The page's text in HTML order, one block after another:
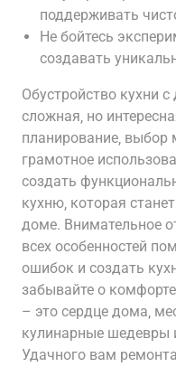
поддерживать
Не бойтесь
создавать
Обустройство кухни
сложная‚ но
планирование‚ выбор
грамотное
создать
кухню‚ которая
доме. Внимательное
всех особенностей
ошибок и создать
забывайте о
– это сердце дома‚
кулинарные шедевры
Удачного вам